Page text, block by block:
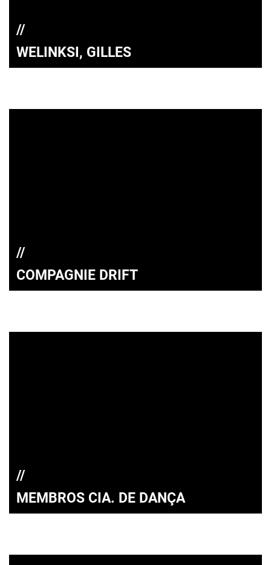
WELINKSI, GILLES
COMPAGNIE DRIFT
MEMBROS CIA. DE DANÇA